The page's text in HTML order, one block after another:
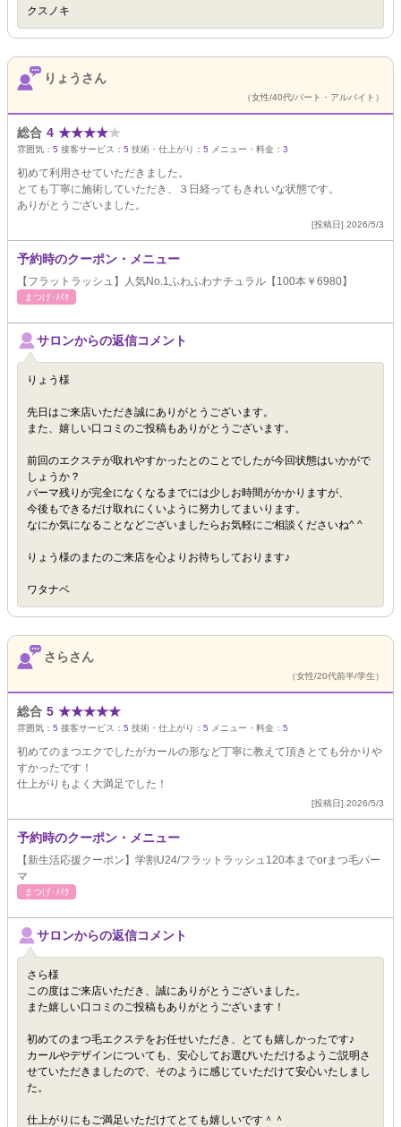
クスノキ
りょうさん
（女性/40代/パート・アルバイト）
総合 4 ★★★★★
雰囲気： 5 接客サービス： 5 技術・仕上がり： 5 メニュー・料金： 3
初めて利用させていただきました。
とても丁寧に施術していただき、３日経ってもきれいな状態です。
ありがとうございました。
[投稿日] 2026/5/3
予約時のクーポン・メニュー
【フラットラッシュ】人気No.1ふわふわナチュラル【100本￥6980】
まつげ･ﾒｲｸ
サロンからの返信コメント
りょう様
先日はご来店いただき誠にありがとうございます。
また、嬉しい口コミのご投稿もありがとうございます。
前回のエクステが取れやすかったとのことでしたが今回状態はいかがで
しょうか？
パーマ残りが完全になくなるまでには少しお時間がかかりますが、
今後もできるだけ取れにくいように努力してまいります。
なにか気になることなどございましたらお気軽にご相談くださいね^ ^
りょう様のまたのご来店を心よりお待ちしております♪
ワタナベ
さらさん
（女性/20代前半/学生）
総合 5 ★★★★★
雰囲気： 5 接客サービス： 5 技術・仕上がり： 5 メニュー・料金： 5
初めてのまつエクでしたがカールの形など丁寧に教えて頂きとても分かりや
すかったです！
仕上がりもよく大満足でした！
[投稿日] 2026/5/3
予約時のクーポン・メニュー
【新生活応援クーポン】学割U24/フラットラッシュ120本までorまつ毛パー
マ
まつげ･ﾒｲｸ
サロンからの返信コメント
さら様
この度はご来店いただき、誠にありがとうございました。
また嬉しい口コミのご投稿もありがとうございます！
初めてのまつ毛エクステをお任せいただき、とても嬉しかったです♪
カールやデザインについても、安心してお選びいただけるようご説明さ
せていただきましたので、そのように感じていただけて安心いたしまし
た。
仕上がりにもご満足いただけてとても嬉しいです＾＾